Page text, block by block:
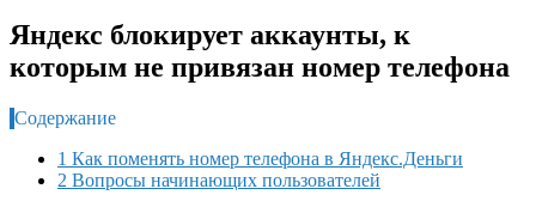
Яндекс блокирует аккаунты, к
которым не привязан номер телефона
Содержание
1 Как поменять номер телефона в Яндекс.Деньги
2 Вопросы начинающих пользователей